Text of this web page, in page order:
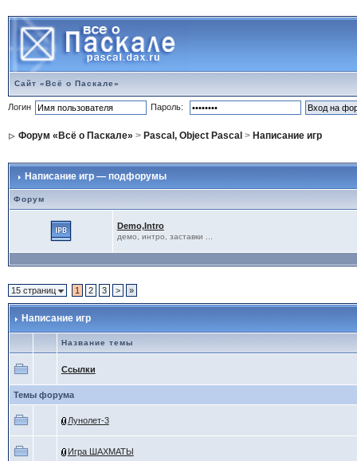
Сайт «Всё о Паскале»
Логин Пароль:
Форум «Всё о Паскале» > Pascal, Object Pascal > Написание игр
Написание игр — подфорумы
Форум
Demo,Intro
демо, интро, заставки ...
15 страниц 1 2 3 > »
Написание игр
Название темы
Ссылки
Темы форума
Лунолет-3
Игра ШАХМАТЫ